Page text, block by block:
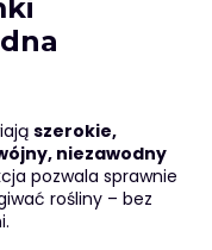
szerokie,
niezawodny
pozwala sprawnie
rośliny – bez